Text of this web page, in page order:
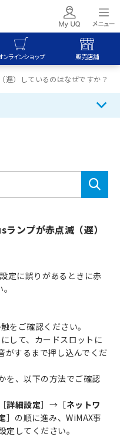
ンラインショップ 販売店舗
遅）しているのはなぜですか？
ンプが赤点滅（遅）
定に誤りがあるときに赤
をご確認ください。
して、カードスロットに
がするまで押し込んでくだ
を、以下の方法でご確認
詳細設定］→［ネットワ
］の順に進み、WiMAX事
してください。